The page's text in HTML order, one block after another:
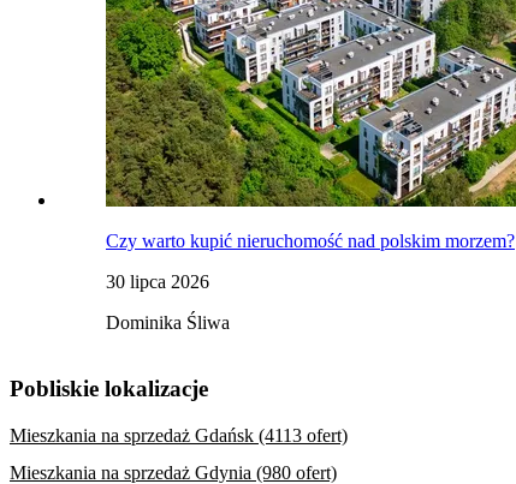
Czy warto kupić nieruchomość nad polskim morzem?
30 lipca 2026
Dominika Śliwa
Pobliskie lokalizacje
Mieszkania na sprzedaż Gdańsk (4113 ofert)
Mieszkania na sprzedaż Gdynia (980 ofert)